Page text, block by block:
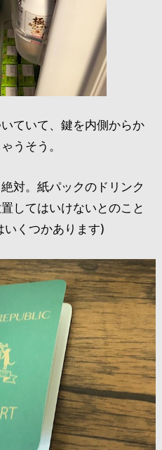
ていて、鍵を内側からか
うそう。
対。紙パックのドリンク
してはいけないとのこと
いくつかあります)